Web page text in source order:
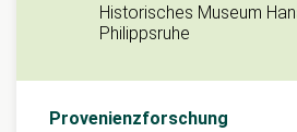
Historisches Museum
Philippsruhe
Provenienzforschung